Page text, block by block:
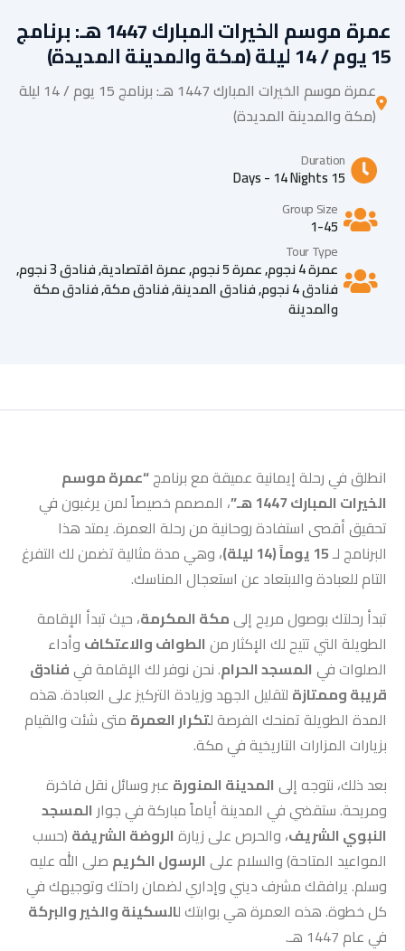
عمرة موسم الخيرات المبارك 1447 هـ: برنامج
15 يوم / 14 ليلة (مكة والمدينة المديدة)
عمرة موسم الخيرات المبارك 1447 هـ: برنامج 15 يوم / 14 ليلة
(مكة والمدينة المديدة)
Duration
15 Days - 14 Nights
Group Size
1-45
Tour Type
عمرة 4 نجوم ,عمرة 5 نجوم ,عمرة اقتصادية,فنادق 3 نجوم ,
فنادق 4 نجوم ,فنادق المدينة,فنادق مكة,فنادق مكة
والمدينة
انطلق في رحلة إيمانية عميقة مع برنامج“عمرة موسم
الخيرات المبارك 1447 هـ”
، المصمم خصيصاً لمن يرغبون في
تحقيق أقصى استفادة روحانية من رحلة العمرة. يمتد هذا
البرنامج لـ15 يوماً (14 ليلة)
، وهي مدة مثالية تضمن لك التفرغ
التام للعبادة والابتعاد عن استعجال المناسك.
تبدأ رحلتك بوصول مريح إلىمكة المكرمة، حيث تبدأ الإقامة
الطويلة التي تتيح لك الإكثار من الطواف والاعتكاف وأداء
الصلوات في المسجد الحرام. نحن نوفر لك الإقامة فيفنادق
قريبة وممتازة لتقليل الجهد وزيادة التركيز على العبادة. هذه
المدة الطويلة تمنحك الفرصة لتكرار العمرة متى شئت والقيام
بزيارات المزارات التاريخية في مكة.
بعد ذلك، نتوجه إلى المدينة المنورة عبر وسائل نقل فاخرة
ومريحة. ستقضي في المدينة أياماً مباركة في جوار المسجد
النبوي الشريف، والحرص على زيارة الروضة الشريفة (حسب
المواعيد المتاحة) والسلام على الرسول الكريم صلى الله عليه
وسلم. يرافقك مشرف ديني وإداري لضمان راحتك وتوجيهك في
كل خطوة. هذه العمرة هي بوابتك لالسكينة والخير والبركة
في عام 1447 هـ.